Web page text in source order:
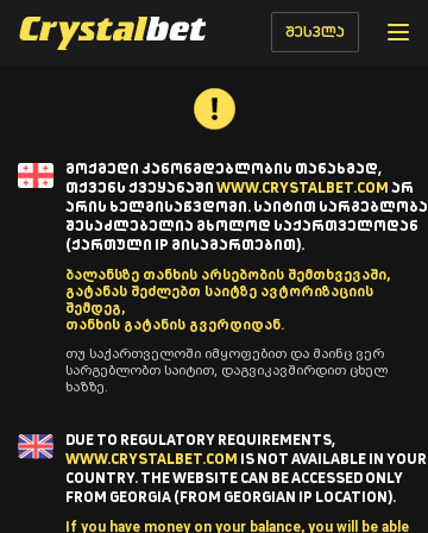
შესვლა
ᲛᲝᲥᲛᲔᲓᲘ ᲙᲐᲜᲝᲜᲛᲓᲔᲑᲚᲝᲑᲘᲡ ᲗᲐᲜᲐᲮᲛᲐᲓ,
ᲗᲥᲕᲔᲜᲡ ᲥᲕᲔᲧᲐᲜᲐᲨᲘWWW.CRYSTALBET.COMᲐᲠ
ᲐᲠᲘᲡ ᲮᲔᲚᲛᲘᲡᲐᲬᲕᲓᲝᲛᲘ. ᲡᲐᲘᲢᲘᲗ ᲡᲐᲠᲒᲔᲑᲚᲝᲑᲐ
ᲨᲔᲡᲐᲫᲚᲔᲑᲔᲚᲘᲐ ᲛᲮᲝᲚᲝᲓ ᲡᲐᲥᲐᲠᲗᲕᲔᲚᲝᲓᲐᲜ
(ᲥᲐᲠᲗᲣᲚᲘ IP ᲛᲘᲡᲐᲛᲐᲠᲗᲔᲑᲘᲗ).
ბალანსზე თანხის არსებობის შემთხვევაში,
გატანას შეძლებთ საიტზე ავტორიზაციის
შემდეგ,
თანხის გატანის გვერდიდან.
თუ საქართველოში იმყოფებით და მაინც ვერ
სარგებლობთ საიტით, დაგვიკავშირდით ცხელ
ხაზზე.
DUE TO REGULATORY REQUIREMENTS,
WWW.CRYSTALBET.COM IS NOT AVAILABLE IN YOUR
COUNTRY. THE WEBSITE CAN BE ACCESSED ONLY
FROM GEORGIA (FROM GEORGIAN IP LOCATION).
If you have money on your balance, you will be able